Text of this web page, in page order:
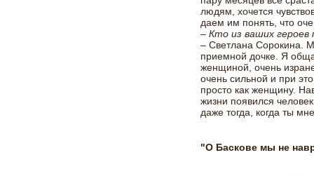
людям, хочется
даем им понять, что
– Кто из ваших героев
– Светлана Сорокина.
приемной дочке. Я
женщиной, очень
очень сильной и при
просто как женщину.
жизни появился
даже тогда, когда ты
"О Баскове мы не